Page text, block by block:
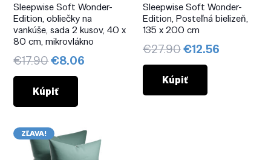
Sleepwise Soft Wonder-
Edition, obliečky na
vankúše, sada 2 kusov, 40 x
80 cm, mikrovlákno
€17.90Pôvodná
cena
bola:
€17.90.
€8.06
Kúpiť
Sleepwise Soft Wonder-
Edition, Posteľná bielizeň,
135 x 200 cm
€27.90Pôvodná
cena
bola:
€27.90.
€12.56
Kúpiť
ZĽAVA!